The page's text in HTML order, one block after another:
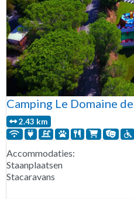
Camping Le Domaine
2.43 km
Accommodaties:
Staanplaatsen
Stacaravans